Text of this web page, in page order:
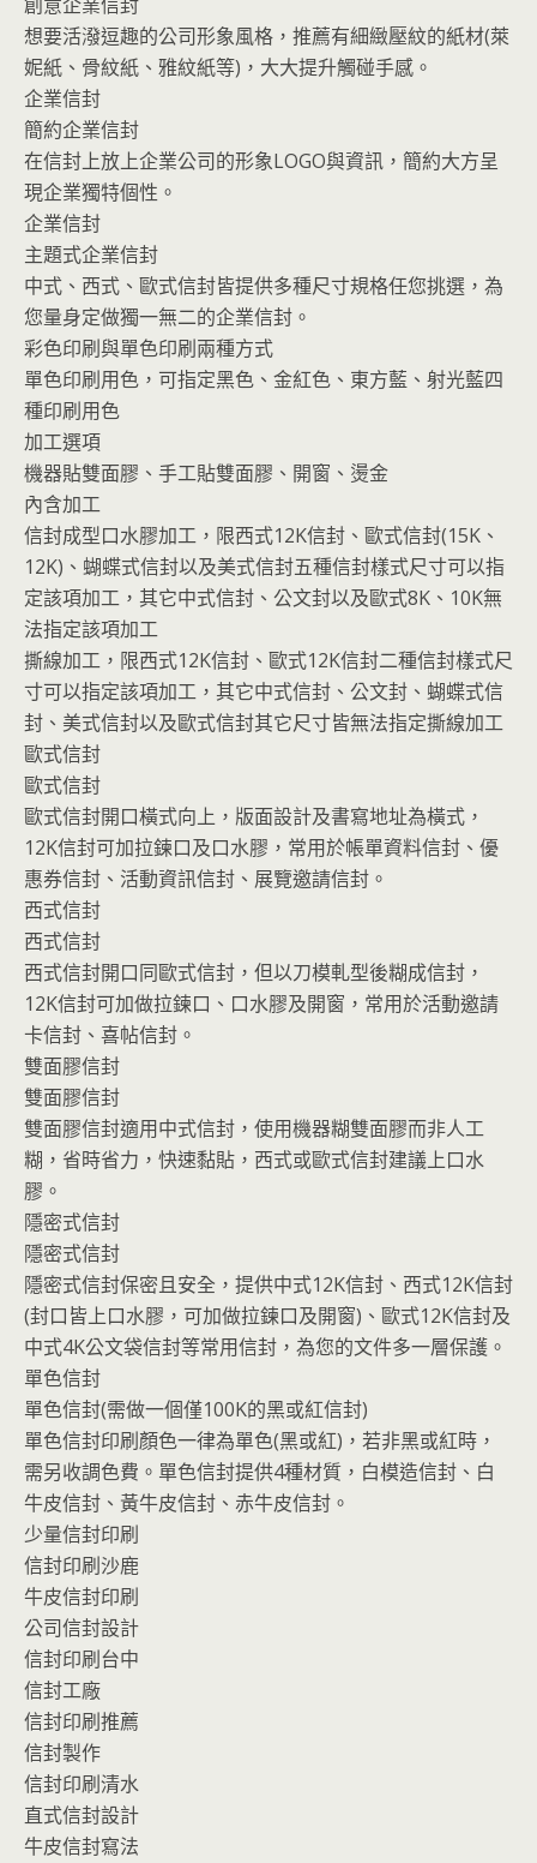
想要活潑逗趣的公司形象風格，推薦有細緻壓紋的紙材(萊
妮紙、骨紋紙、雅紋紙等)，大大提升觸碰手感。
企業信封
簡約企業信封
在信封上放上企業公司的形象LOGO與資訊，簡約大方呈
現企業獨特個性。
企業信封
主題式企業信封
中式、西式、歐式信封皆提供多種尺寸規格任您挑選，為
您量身定做獨一無二的企業信封。
彩色印刷與單色印刷兩種方式
單色印刷用色，可指定黑色、金紅色、東方藍、射光藍四
種印刷用色
加工選項
機器貼雙面膠、手工貼雙面膠、開窗、燙金
內含加工
信封成型口水膠加工，限西式12K信封、歐式信封(15K、
12K)、蝴蝶式信封以及美式信封五種信封樣式尺寸可以指
定該項加工，其它中式信封、公文封以及歐式8K、10K無
法指定該項加工
撕線加工，限西式12K信封、歐式12K信封二種信封樣式尺
寸可以指定該項加工，其它中式信封、公文封、蝴蝶式信
封、美式信封以及歐式信封其它尺寸皆無法指定撕線加工
歐式信封
歐式信封
歐式信封開口橫式向上，版面設計及書寫地址為橫式，
12K信封可加拉鍊口及口水膠，常用於帳單資料信封、優
惠券信封、活動資訊信封、展覽邀請信封。
西式信封
西式信封
西式信封開口同歐式信封，但以刀模軋型後糊成信封，
12K信封可加做拉鍊口、口水膠及開窗，常用於活動邀請
卡信封、喜帖信封。
雙面膠信封
雙面膠信封
雙面膠信封適用中式信封，使用機器糊雙面膠而非人工
糊，省時省力，快速黏貼，西式或歐式信封建議上口水
膠。
隱密式信封
隱密式信封
隱密式信封保密且安全，提供中式12K信封、西式12K信封
(封口皆上口水膠，可加做拉鍊口及開窗)、歐式12K信封及
中式4K公文袋信封等常用信封，為您的文件多一層保護。
單色信封
單色信封(需做一個僅100K的黑或紅信封)
單色信封印刷顏色一律為單色(黑或紅)，若非黑或紅時，
需另收調色費。單色信封提供4種材質，白模造信封、白
牛皮信封、黃牛皮信封、赤牛皮信封。
少量信封印刷
信封印刷沙鹿
牛皮信封印刷
公司信封設計
信封印刷台中
信封工廠
信封印刷推薦
信封製作
信封印刷清水
直式信封設計
牛皮信封寫法